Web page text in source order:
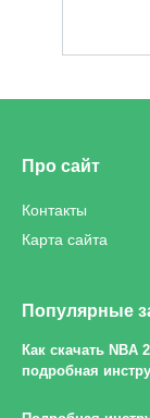
Про сайт
Контакты
Карта сайта
Популярные
Как скачать NBA
подробная